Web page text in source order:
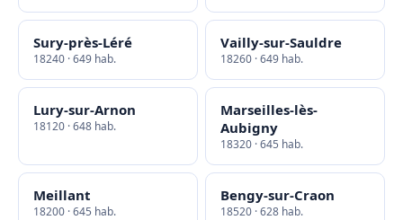
Sury-près-Léré
18240 · 649 hab.
Vailly-sur-Sauldre
18260 · 649 hab.
Lury-sur-Arnon
18120 · 648 hab.
Marseilles-lès-
Aubigny
18320 · 645 hab.
Meillant
18200 · 645 hab.
Bengy-sur-Craon
18520 · 628 hab.